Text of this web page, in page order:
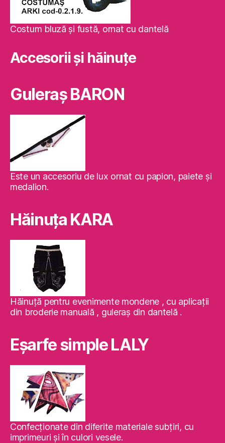
Costum bluză şi fustă, ornat cu dantelă
Accesorii și hăinuțe
Guleraş BARON
Este un accesoriu de lux ornat cu papion, paiete şi
medalion.
Hăinuţa KARA
Hăinuţă pentru evenimente mondene , cu aplicaţii
din broderie manuală , guleraş din dantelă .
Eşarfe simple LALY
Confecţionate din diferite materiale subţiri, cu
imprimeuri şi în culori vesele.